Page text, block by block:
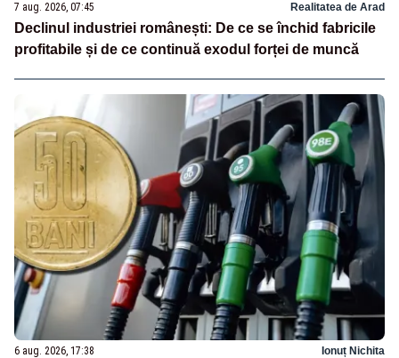
7 aug. 2026, 07:45 Realitatea de Arad
Declinul industriei românești: De ce se închid fabricile
profitabile și de ce continuă exodul forței de muncă
6 aug. 2026, 17:38 Ionuț Nichita